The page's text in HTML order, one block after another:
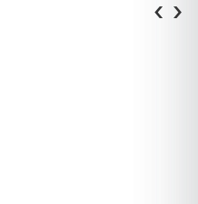
‹ ›